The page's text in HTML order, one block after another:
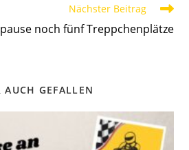
Nächster Beitrag
noch fünf Treppchenplätze
GEFALLEN